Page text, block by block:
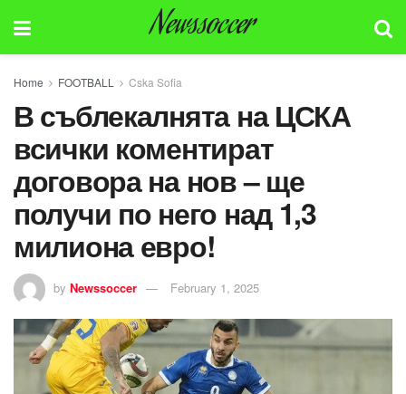
Newssoccer
Home FOOTBALL Cska Sofia
В съблекалнята на ЦСКА
всички коментират
договора на нов – ще
получи по него над 1,3
милиона евро!
by Newssoccer February 1, 2025